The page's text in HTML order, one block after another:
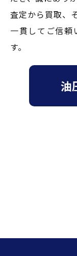
査定から買取、
一貫してご信頼
す。
油